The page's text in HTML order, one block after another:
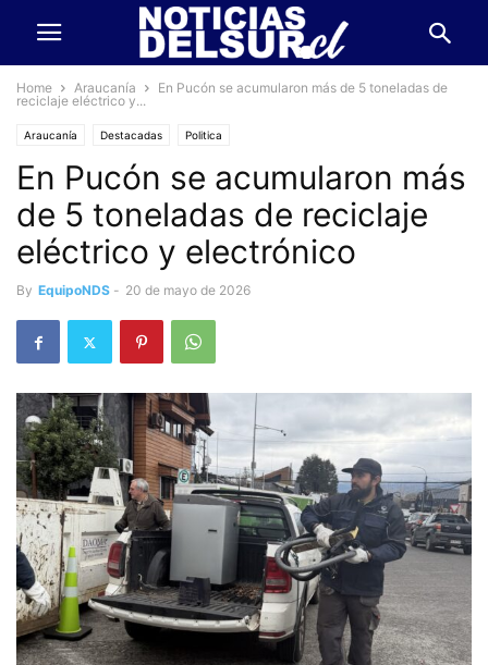
Home Araucanía
En Pucón se acumularon más de 5 toneladas de
reciclaje eléctrico y...
Araucanía Destacadas Politica
En Pucón se acumularon más
de 5 toneladas de reciclaje
eléctrico y electrónico
By EquipoNDS - 20 de mayo de 2026